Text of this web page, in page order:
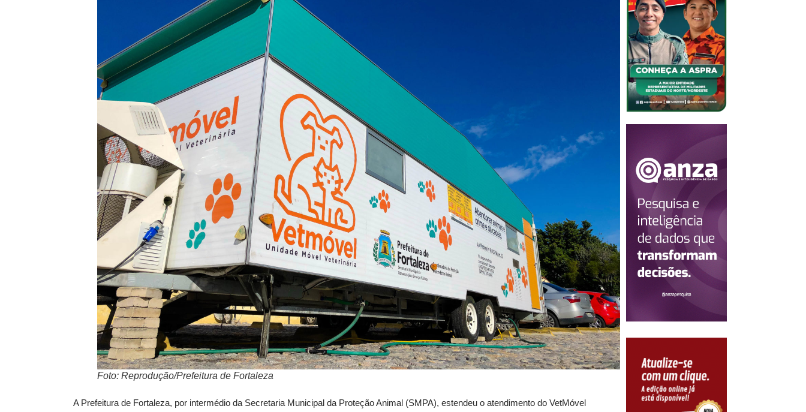
Foto: Reprodução/Prefeitura de Fortaleza
A Prefeitura de Fortaleza, por intermédio da Secretaria Municipal da Proteção Animal (SMPA), estendeu o atendimento do VetMóvel